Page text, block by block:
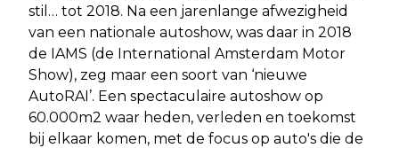
stil… tot 2018. Na een jarenlange afwezigheid
van een nationale autoshow, was daar in 2018
de IAMS (de International Amsterdam Motor
Show), zeg maar een soort van ‘nieuwe
AutoRAI’. Een spectaculaire autoshow op
60.000m2 waar heden, verleden en toekomst
bij elkaar komen, met de focus op auto's die de